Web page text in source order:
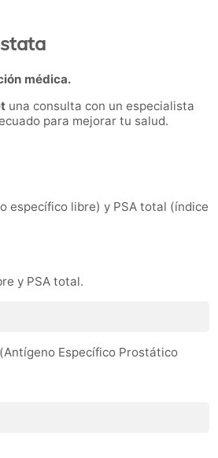
médica.
una consulta con un especialista
para mejorar tu salud.
específico libre) y PSA total (índice
y PSA total.
Específico Prostático